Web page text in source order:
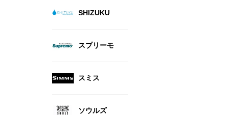
SHIZUKU
スプリーモ
スミス
ソウルズ